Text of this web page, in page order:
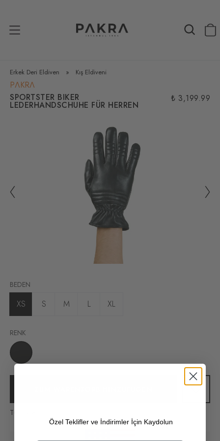
Erkek Deri Eldiven » Kış Eldiveni
PΛKRΛ
SPORTSTER BIKER
LEDERHANDSCHUHE FÜR HERREN
₺ 3,199.99
BEDEN
XS S M L XL
RENK
Tüm siparişlerinizde kargo ücretsiz!
Özel Teklifler ve İndirimler İçin Kaydolun